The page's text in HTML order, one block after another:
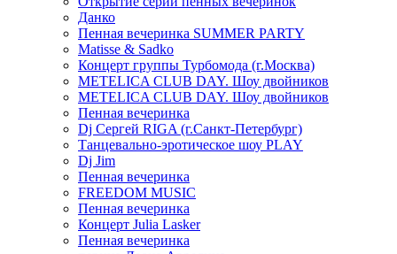
Данко
Пенная вечеринка SUMMER PARTY
Matisse & Sadko
Концерт группы Турбомода (г.Москва)
METELICA CLUB DAY. Шоу двойников
METELICA CLUB DAY. Шоу двойников
Пенная вечеринка
Dj Сергей RIGA (г.Санкт-Петербург)
Танцевально-эротическое шоу PLAY
Dj Jim
Пенная вечеринка
FREEDOM MUSIC
Пенная вечеринка
Концерт Julia Lasker
Пенная вечеринка